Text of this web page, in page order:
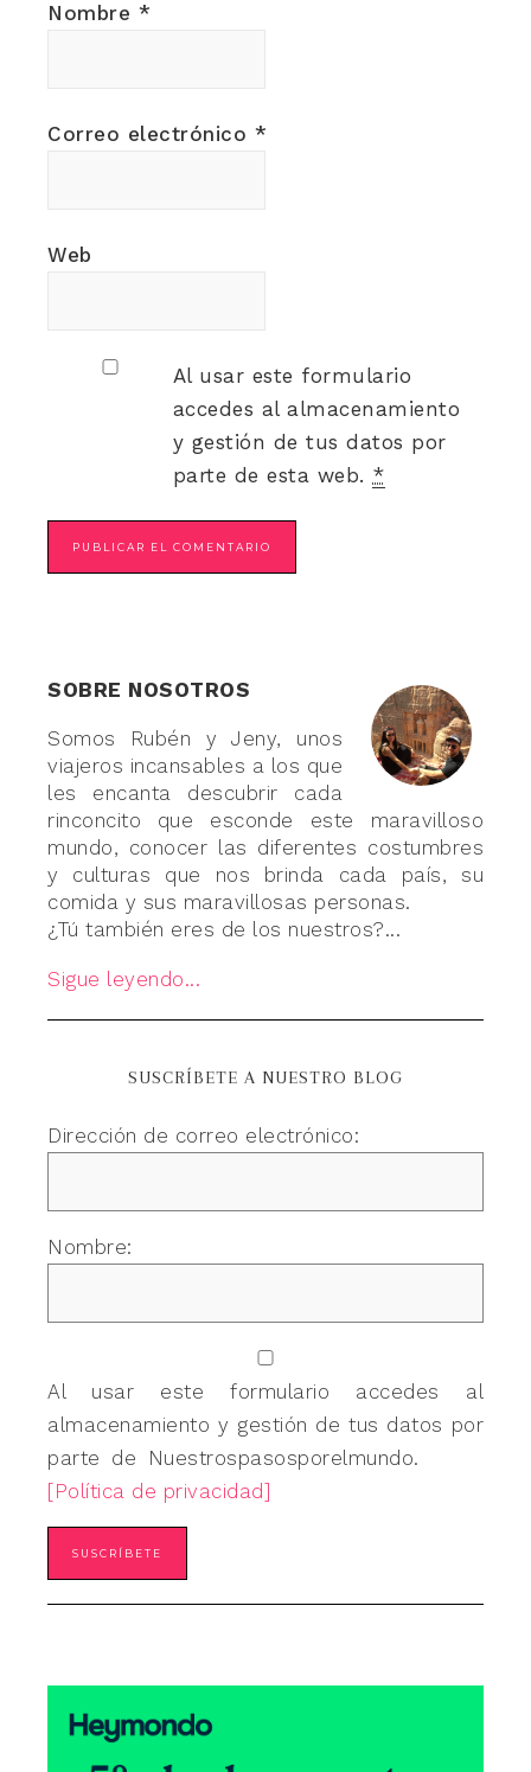
Nombre *
Correo electrónico *
Web
Al usar este formulario
accedes al almacenamiento
y gestión de tus datos por
parte de esta web. *
SOBRE NOSOTROS
Somos Rubén y Jeny, unos
viajeros incansables a los que
les encanta descubrir cada
rinconcito que esconde este maravilloso
mundo, conocer las diferentes costumbres
y culturas que nos brinda cada país, su
comida y sus maravillosas personas.
¿Tú también eres de los nuestros?...
Sigue leyendo...
SUSCRÍBETE A NUESTRO BLOG
Dirección de correo electrónico:
Nombre:
Al usar este formulario accedes al
almacenamiento y gestión de tus datos por
parte de Nuestrospasosporelmundo.
[Política de privacidad]